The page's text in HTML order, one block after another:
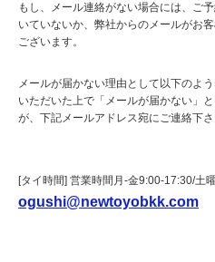
もし、メール連絡がない場合には、ご
いていないか、弊社からのメールがお
ございます。
メールが届かない理由として以下のよ
いただいた上で「メールが届かない」
が、下記メールアドレス宛にご連絡下さ
[タイ時間] 営業時間月-金9:00-17:30/土
ogushi@newtoyobkk.com